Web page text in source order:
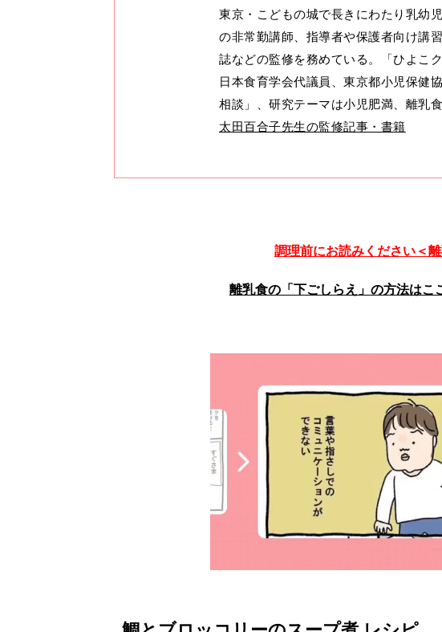
東京・こどもの城で長きにわたり乳幼
の非常勤講師、指導者や保護者向け講
誌などの監修を務めている。「ひよこ
日本食育学会代議員、東京都小児保健
相談」、研究テーマは小児肥満、離乳食
太田百合子先生の監修記事・書籍
調理前にお読みください＜
離乳食の「下ごしらえ」の方法はこ